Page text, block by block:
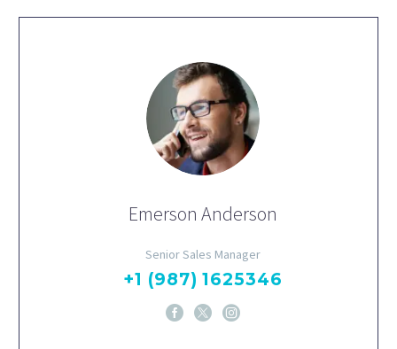
Emerson Anderson
Senior Sales Manager
+1 (987) 1625346